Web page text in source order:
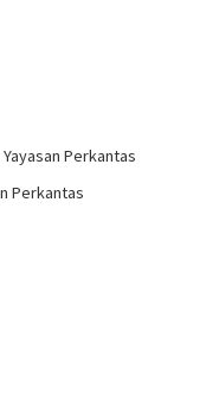
Perkantas
Perkantas